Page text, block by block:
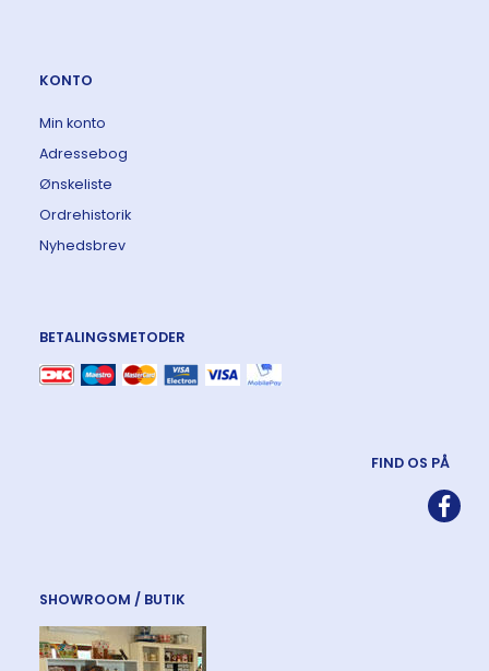
KONTO
Min konto
Adressebog
Ønskeliste
Ordrehistorik
Nyhedsbrev
BETALINGSMETODER
FIND OS PÅ
SHOWROOM / BUTIK